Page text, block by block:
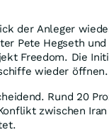
der Anleger
Pete Hegseth
Freedom. Die
wieder öffnen.
Rund 20
zwischen